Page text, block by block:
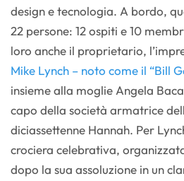
design e tecnologia. A bordo,
22 persone: 12 ospiti e 10
loro anche il proprietario,
Mike Lynch – noto come il “Bill
insieme alla moglie Angela
capo della società armatrice
diciassettenne Hannah. Per
crociera celebrativa,
dopo la sua assoluzione in un